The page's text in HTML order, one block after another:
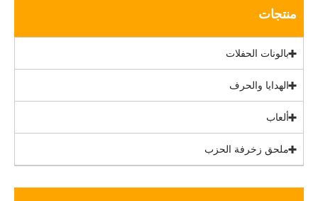
منتجات
بالونات الحفلات
الهدايا والحرف
ألعاب
ملحق زخرفة الحزب